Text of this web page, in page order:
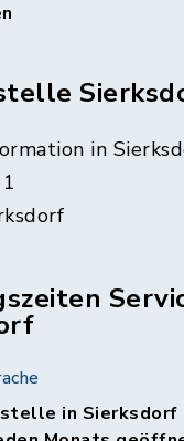
in
in Sierksdorf